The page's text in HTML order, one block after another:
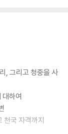
, 그리고 청중을 사
대하여
천국 자격까지